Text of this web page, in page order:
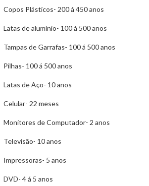
Copos Plásticos- 200 á 450 anos
Latas de alumínio- 100 á 500 anos
Tampas de Garrafas- 100 á 500 anos
Pilhas- 100 á 500 anos
Latas de Aço- 10 anos
Celular- 22 meses
Monitores de Computador- 2 anos
Televisão- 10 anos
Impressoras- 5 anos
DVD- 4 á 5 anos